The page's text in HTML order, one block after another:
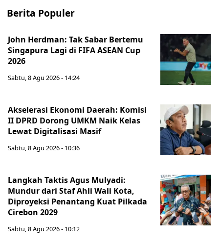
Berita Populer
John Herdman: Tak Sabar Bertemu
Singapura Lagi di FIFA ASEAN Cup
2026
Sabtu, 8 Agu 2026 - 14:24
Akselerasi Ekonomi Daerah: Komisi
II DPRD Dorong UMKM Naik Kelas
Lewat Digitalisasi Masif
Sabtu, 8 Agu 2026 - 10:36
Langkah Taktis Agus Mulyadi:
Mundur dari Staf Ahli Wali Kota,
Diproyeksi Penantang Kuat Pilkada
Cirebon 2029
Sabtu, 8 Agu 2026 - 10:12